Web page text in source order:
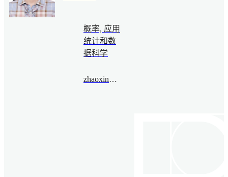
概率, 应用
统计和数
据科学
zhaoxin@bimsa.cn